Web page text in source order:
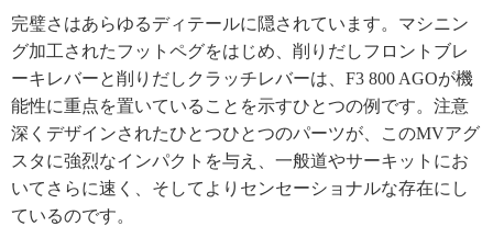
完璧さはあらゆるディテールに隠されています。マシニン
グ加工されたフットペグをはじめ、削りだしフロントブレ
ーキレバーと削りだしクラッチレバーは、F3 800 AGOが機
能性に重点を置いていることを示すひとつの例です。注意
深くデザインされたひとつひとつのパーツが、このMVアグ
スタに強烈なインパクトを与え、一般道やサーキットにお
いてさらに速く、そしてよりセンセーショナルな存在にし
ているのです。